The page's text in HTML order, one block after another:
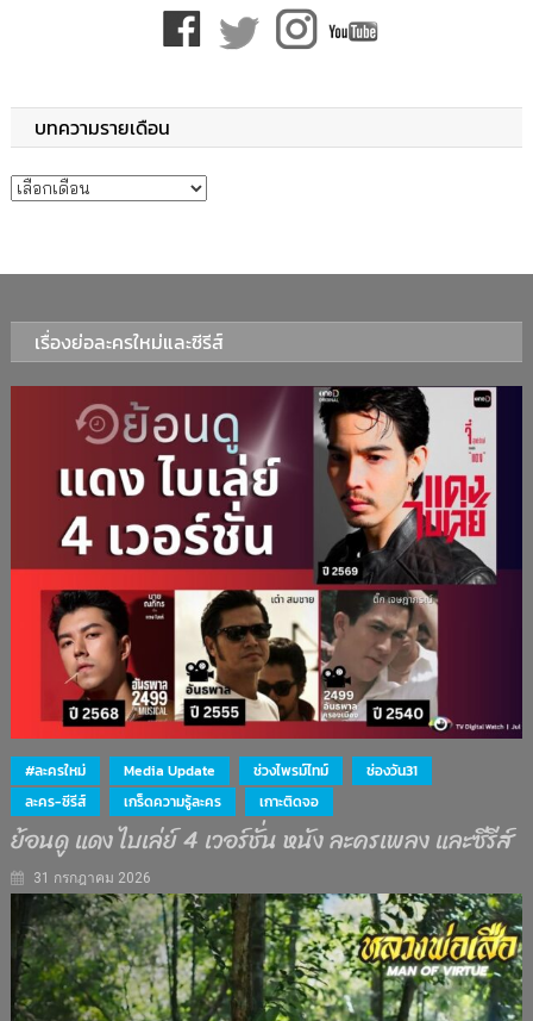
บทความรายเดือน
บทความรายเดือน
เรื่องย่อละครใหม่และซีรีส์
#ละครใหม่ Media Update ช่วงไพรม์ไทม์
ช่องวัน31
ละคร-ซีรีส์
เกร็ดความรู้ละคร เกาะติดจอ
ย้อนดู แดง ไบเล่ย์ 4 เวอร์ชั่น หนัง ละครเพลง และซีรีส์
31 กรกฎาคม 2026